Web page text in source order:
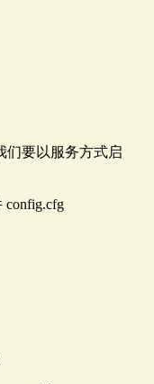
们要以服务方式启